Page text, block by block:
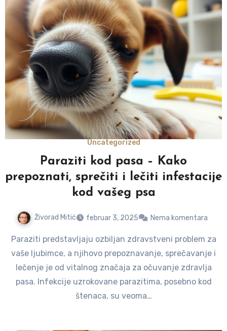
Uncategorized
Paraziti kod pasa – Kako
prepoznati, sprečiti i lečiti infestacije
kod vašeg psa
Živorad Mitić februar 3, 2025 Nema komentara
Paraziti predstavljaju ozbiljan zdravstveni problem za
vaše ljubimce, a njihovo prepoznavanje, sprečavanje i
lečenje je od vitalnog značaja za očuvanje zdravlja
pasa. Infekcije uzrokovane parazitima, posebno kod
štenaca, su veoma…